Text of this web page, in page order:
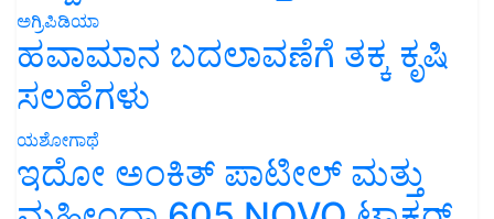
ಅಗ್ರಿಪಿಡಿಯಾ
ಹವಾಮಾನ ಬದಲಾವಣೆಗೆ ತಕ್ಕ ಕೃಷಿ
ಸಲಹೆಗಳು
ಯಶೋಗಾಥೆ
ಇದೋ ಅಂಕಿತ್ ಪಾಟೀಲ್ ಮತ್ತು